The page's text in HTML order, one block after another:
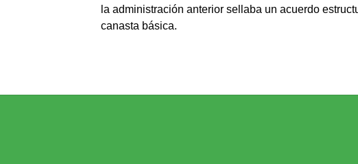
la administración anterior sellaba un acuerdo
canasta básica.